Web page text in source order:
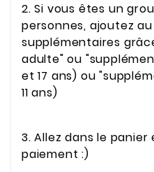
2. Si vous êtes un
personnes, ajoutez
supplémentaires
adulte" ou
et 17 ans) ou
11 ans)
3. Allez dans le
paiement :)